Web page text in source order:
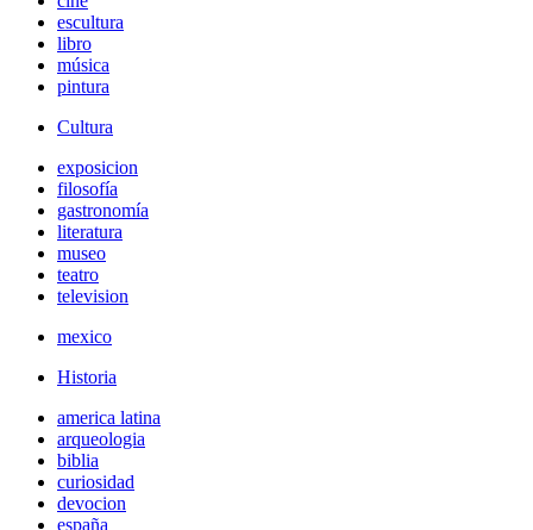
escultura
libro
música
pintura
Cultura
exposicion
filosofía
gastronomía
literatura
museo
teatro
television
mexico
Historia
america latina
arqueologia
biblia
curiosidad
devocion
españa